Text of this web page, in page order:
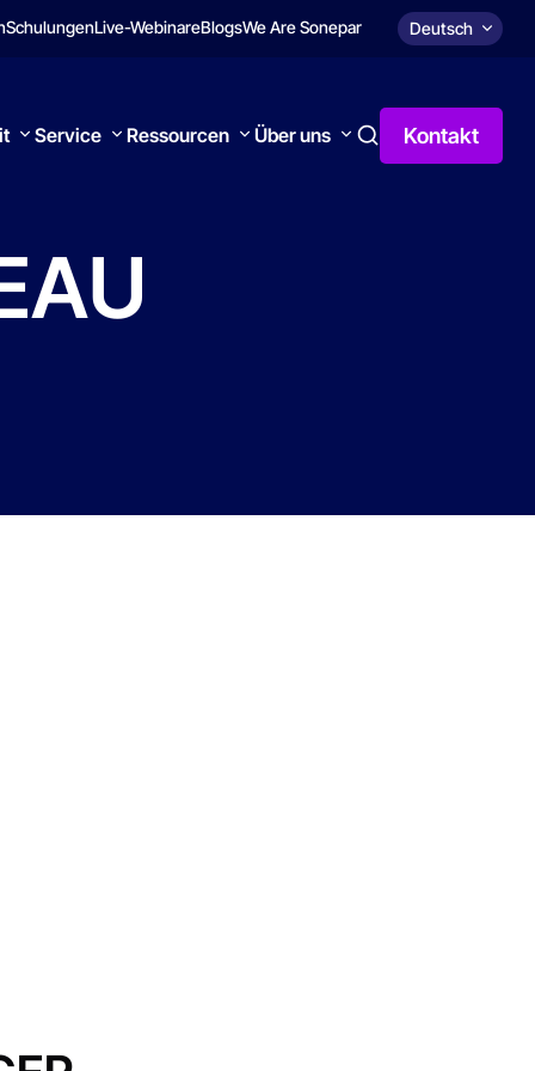
SchulungenLive-WebinareBlogsWe Are Sonepar Deutsch
Service Ressourcen Über uns Kontakt